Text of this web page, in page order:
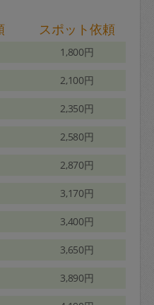
スポット依頼
1,800円
2,100円
2,350円
2,580円
2,870円
3,170円
3,400円
3,650円
3,890円